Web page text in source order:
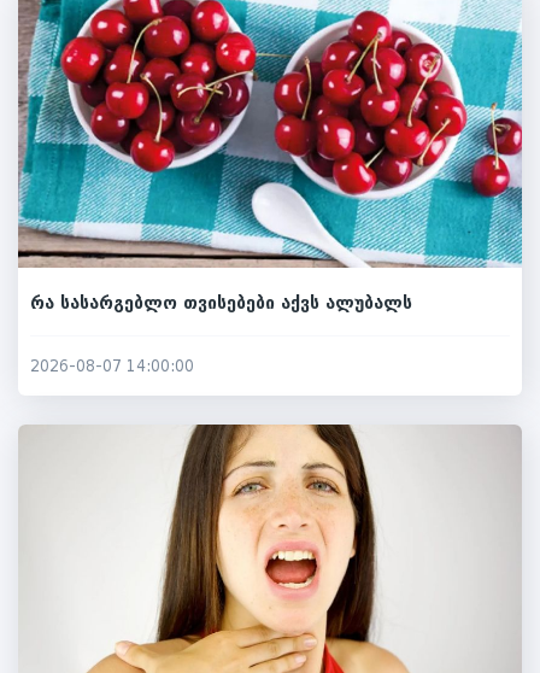
რა სასარგებლო თვისებები აქვს ალუბალს
2026-08-07 14:00:00